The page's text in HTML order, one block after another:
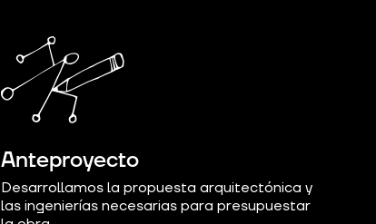
Anteproyecto
Desarrollamos la propuesta arquitectónica y
las ingenierías necesarias para presupuestar